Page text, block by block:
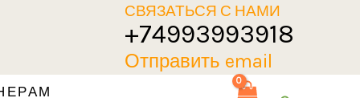
СВЯЗАТЬСЯ С НАМИ
+74993993918
Отправить email